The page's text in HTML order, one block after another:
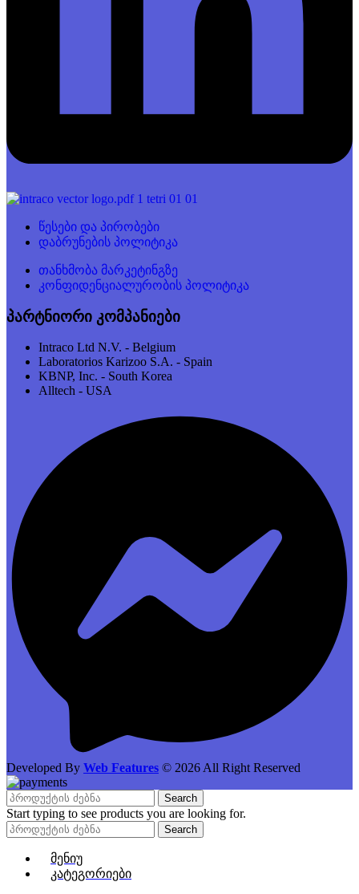
წესები და პირობები
დაბრუნების პოლიტიკა
თანხმობა მარკეტინგზე
კონფიდენციალურობის პოლიტიკა
პარტნიორი კომპანიები
Intraco Ltd N.V. - Belgium
Laboratorios Karizoo S.A. - Spain
KBNP, Inc. - South Korea
Alltech - USA
Developed By Web Features © 2026 All Right Reserved
Search
Start typing to see products you are looking for.
Search
მენიუ
კატეგორიები